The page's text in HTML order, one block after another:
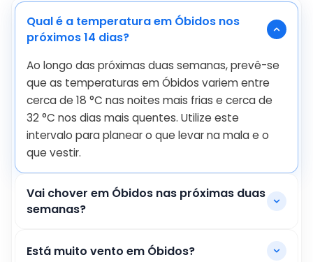
Qual é a temperatura em Óbidos nos
próximos 14 dias?
Ao longo das próximas duas semanas, prevê-se
que as temperaturas em Óbidos variem entre
cerca de 18 °C nas noites mais frias e cerca de
32°C nos dias mais quentes. Utilize este
intervalo para planear o que levar na mala e o
que vestir.
Vai chover em Óbidos nas próximas duas
semanas?
Está muito vento em Óbidos?